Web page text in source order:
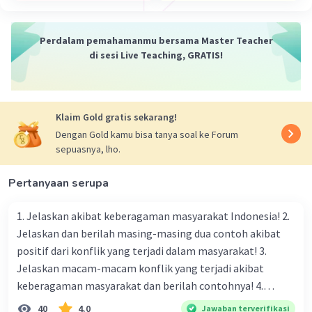
Perdalam pemahamanmu bersama Master Teacher
di sesi Live Teaching, GRATIS!
Klaim Gold gratis sekarang!
Dengan Gold kamu bisa tanya soal ke Forum
sepuasnya, lho.
Pertanyaan serupa
1. Jelaskan akibat keberagaman masyarakat Indonesia! 2.
Jelaskan dan berilah masing-masing dua contoh akibat
positif dari konflik yang terjadi dalam masyarakat! 3.
Jelaskan macam-macam konflik yang terjadi akibat
keberagaman masyarakat dan berilah contohnya! 4.
Mengapa dalam masyarakat yang memiliki keberagaman
40 4.0 Jawaban terverifikasi